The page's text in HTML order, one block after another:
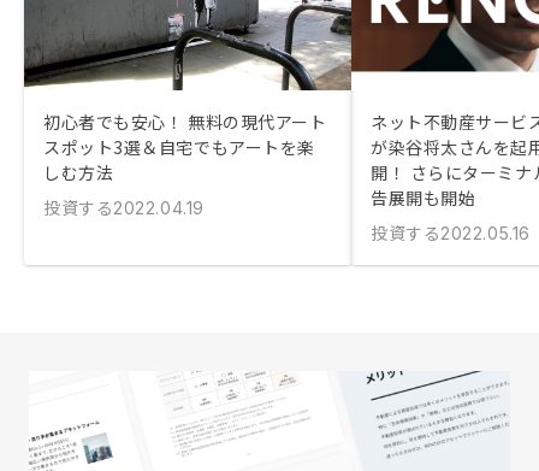
初心者でも安心！ 無料の現代アート
スポット3選＆自宅でもアートを楽
しむ方法
投資する2022.04.19
ネット不動産サービ
が染谷将太さんを起
開！ さらにターミ
告展開も開始
投資する2022.05.16